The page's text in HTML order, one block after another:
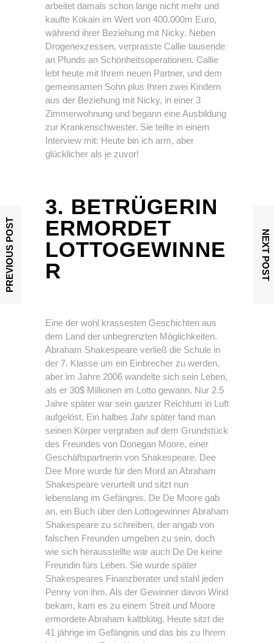
arbeitet damals schon lange nicht mehr und
kaufte Kokain im Wert von 400.000m Euro,
während ihrer Beziehung mit Nicky. Neben
Drogenexzessen, verprasste Callie tausende
an Pfunds an Schönheitsoperationen. Callie
lebt heute mit Ihrem neuen Partner, und dem
gemeinsamen Sohn plus Ihren zwei Kindern
aus der Beziehung mit Nicky, in einer 3
Zimmerwohnung und begann eine Ausbildung
zur Krankenschwester. Sie teilte in einem
Interview mit: Heute bin ich arm, aber
glücklicher als je zuvor!
3. BETRÜGERIN
ERMORDET
LOTTOGEWINNE
R
Eine der wohl krassesten Geschichten aus
dem Land der unbegrenzten Möglichkeiten.
Abraham Shakespeare verließ die Schule in
der 7. Klasse um ein Einbrecher zu werden,
aber im Jahre 2006 wandelte sich sein Leben,
als er 30$ Millionen im Lotto gewann. Nur 2.5
Jahre später war sein ganzer Reichtum in Luft
aufgelöst. Ein halbes Jahr später fand man
seinen Körper vergraben auf dem Grundstück
des Freundes von Donegan Moore, einer
Geschäftspartnerin von Shakespeare. Dee
Dee More wurde für den Mord an Abraham
Shakespeare verurteilt und sitzt nun
lebenslang im Gefängnis. De De Moore gab
an, ein Buch über den Lottogewinner Abraham
Shakespeare zu schreiben, der angab von
falschen Freunden umgeben zu sein, doch
wie sich herausstellte war auch De De keine
Freundin fürs Leben. Sie wurde später
Shakespeares Finanzberater und stahl jeden
Penny von ihm. Als der Gewinner davon Wind
bekam, kam es zu einem Streit und Moore
ermordete Abraham kaltblütig. Heute sitzt die
41 jährige im Gefängnis und das bis zu Ihrem
PREVIOUS POST NEXT POST